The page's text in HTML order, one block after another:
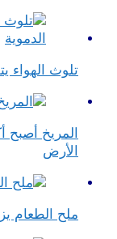
تلوث الهواء
المريخ أصبح
الأرض
ملح الطعام